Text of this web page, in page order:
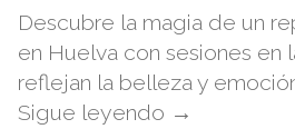
Descubre la magia de un
en Huelva con sesiones en
reflejan la belleza y
Sigue leyendo →